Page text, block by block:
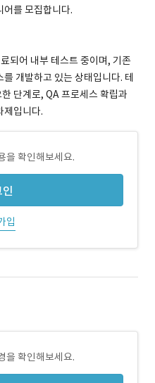
어를 모집합니다.
되어 내부 테스트 중이며, 기존
개발하고 있는 상태입니다. 테
단계로, QA 프로세스 확립과
제입니다.
을 확인해보세요.
입
을 확인해보세요.